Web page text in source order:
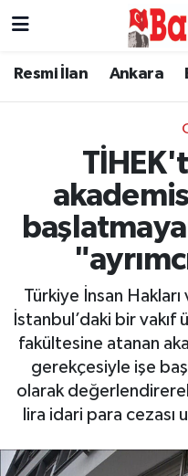
Resmi İlan Ankara
Türkiye İnsan
İstanbul’daki bir
fakültesine atanan
gerekçesiyle işe
olarak
lira idari para cezası